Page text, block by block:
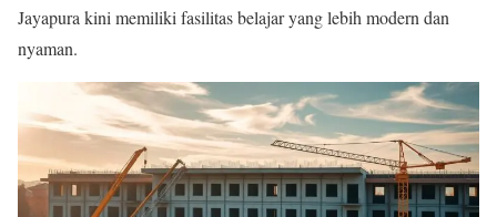
Jayapura kini memiliki fasilitas belajar yang lebih modern dan
nyaman.